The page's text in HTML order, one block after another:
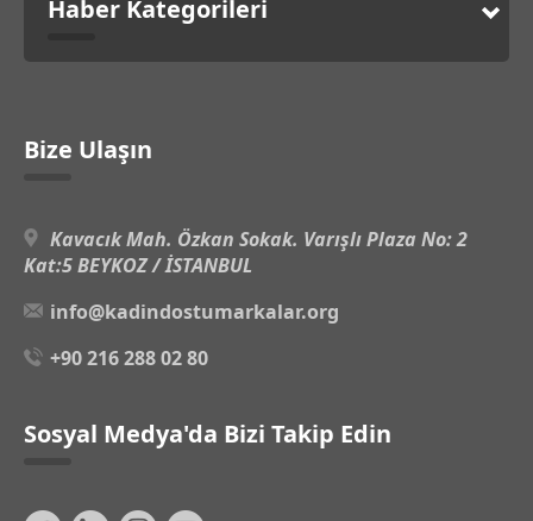
Haber Kategorileri
Bize Ulaşın
Kavacık Mah. Özkan Sokak. Varışlı Plaza No: 2
Kat:5 BEYKOZ / İSTANBUL
info@kadindostumarkalar.org
+90 216 288 02 80
Sosyal Medya'da Bizi Takip Edin